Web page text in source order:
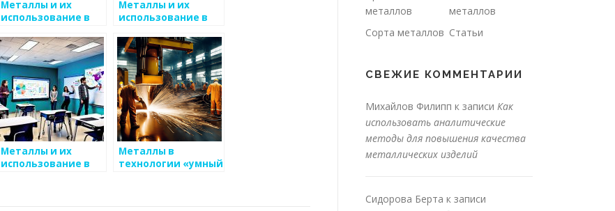
Металлы и их
использование в
упаковки
Металлы и их
использование в
автомобилях
Металлы и их
использование в
Металлы в
технологии «умный
металлов
металлов
Сорта металлов Статьи
СВЕЖИЕ КОММЕНТАРИИ
Михайлов Филипп к записи Как
использовать аналитические
методы для повышения качества
металлических изделий
Сидорова Берта к записи